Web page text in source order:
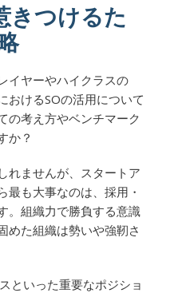
きつけるた
イヤーやハイクラスの
おけるSOの活用について
の考え方やベンチマーク
か？
れませんが、スタートア
最も大事なのは、採用・
。組織力で勝負する意識
めた組織は勢いや強靭さ
といった重要なポジショ